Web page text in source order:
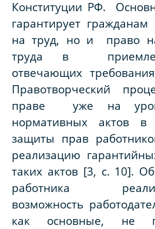
Конституции РФ.
гарантирует
на труд, но и право
труда в
отвечающих
Правотворческий
праве уже на
нормативных актов
защиты прав
реализацию
таких актов [3, с. 10].
работника
возможность
как основные, не